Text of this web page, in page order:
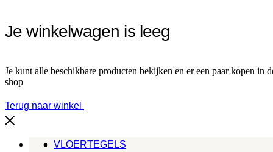
Je winkelwagen is leeg
Je kunt alle beschikbare producten bekijken en er een paar kopen in
shop
Terug naar winkel
VLOERTEGELS